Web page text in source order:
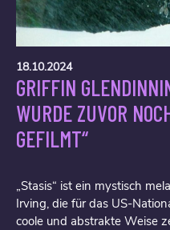
18.10.2024
GRIFFIN
WURDE ZUVOR
GEFILMT“
„Stasis“ ist ein mystisch
Irving, die für das US-
coole und abstrakte Weise